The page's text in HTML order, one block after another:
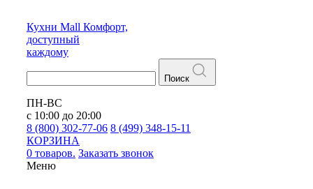
Кухни Mall Комфорт,
доступный
каждому
Поиск
ПН-ВС
с 10:00 до 20:00
8 (800) 302-77-06 8 (499) 348-15-11
КОРЗИНА
0 товаров. Заказать звонок
Меню